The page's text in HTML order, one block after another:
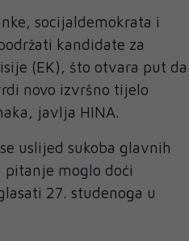
socijaldemokrata i
kandidate za
(EK), što otvara put da
novo izvršno tijelo
javlja HINA.
uslijed sukoba glavnih
moglo doći
27. studenoga u